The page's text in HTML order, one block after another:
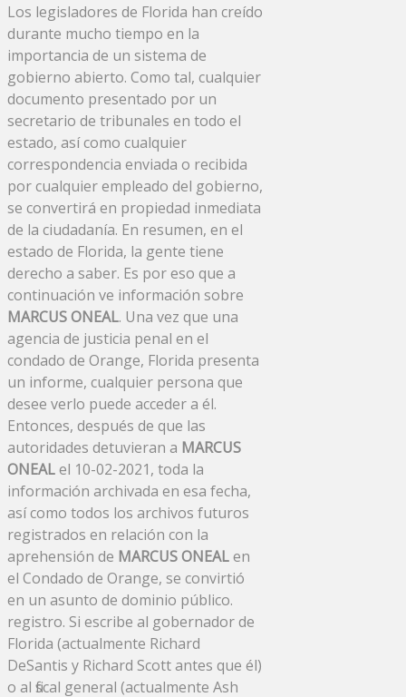
Los legisladores de Florida han creído
durante mucho tiempo en la
importancia de un sistema de
gobierno abierto. Como tal, cualquier
documento presentado por un
secretario de tribunales en todo el
estado, así como cualquier
correspondencia enviada o recibida
por cualquier empleado del gobierno,
se convertirá en propiedad inmediata
de la ciudadanía. En resumen, en el
estado de Florida, la gente tiene
derecho a saber. Es por eso que a
continuación ve información sobre
MARCUS ONEAL. Una vez que una
agencia de justicia penal en el
condado de Orange, Florida presenta
un informe, cualquier persona que
desee verlo puede acceder a él.
Entonces, después de que las
autoridades detuvieran a MARCUS
ONEALel 10-02-2021, toda la
información archivada en esa fecha,
así como todos los archivos futuros
registrados en relación con la
aprehensión de MARCUS ONEALen
el Condado de Orange, se convirtió
en un asunto de dominio público.
registro. Si escribe al gobernador de
Florida (actualmente Richard
DeSantis y Richard Scott antes que él)
o al fiscal general (actualmente Ash